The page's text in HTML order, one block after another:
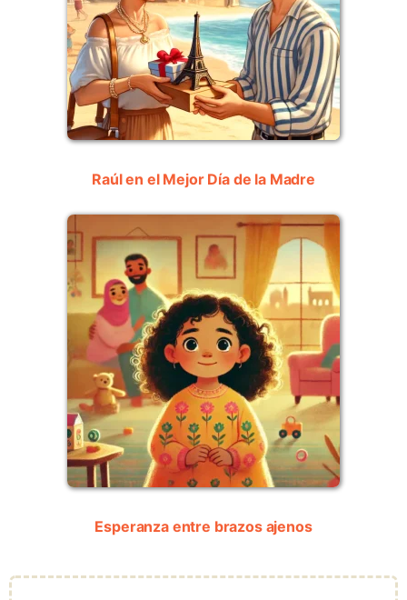
Raúl en el Mejor Día de la Madre
Esperanza entre brazos ajenos